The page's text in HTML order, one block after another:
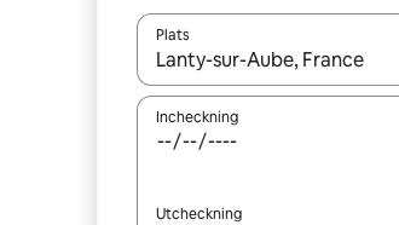
Plats
När resultaten är tillgängliga
Incheckning
Utcheckning